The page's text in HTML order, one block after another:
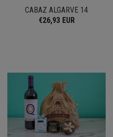
CABAZ ALGARVE 14
€26,93 EUR